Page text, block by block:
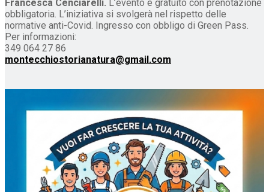
Francesca Cenciarelli. L’evento è gratuito con prenotazione
obbligatoria. L’iniziativa si svolgerà nel rispetto delle
normative anti-Covid. Ingresso con obbligo di Green Pass.
Per informazioni:
349 064 27 86
montecchiostorianatura@gmail.com